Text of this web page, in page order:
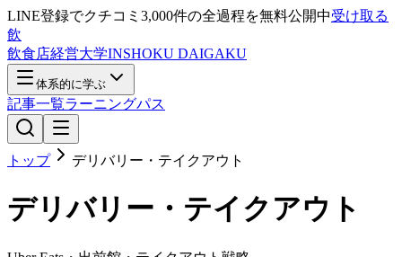
LINE登録でクチコミ3,000件の全過程を無料公開中受け取る
飲
飲食店経営大学INSHOKU DAIGAKU
体系的に学ぶ
記事一覧ラーニングパス
トップ デリバリー・テイクアウト
デリバリー・テイクアウト